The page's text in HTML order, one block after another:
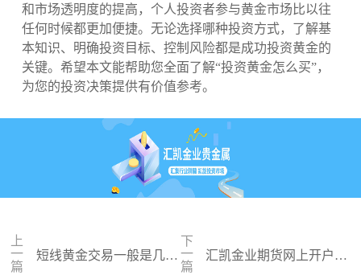
和市场透明度的提高，个人投资者参与黄金市场比以往
任何时候都更加便捷。无论选择哪种投资方式，了解基
本知识、明确投资目标、控制风险都是成功投资黄金的
关键。希望本文能帮助您全面了解“投资黄金怎么买”，
为您的投资决策提供有价值参考。
上
一
篇
短线黄金交易一般是几小
下
一
篇
汇凯金业期货网上开户软